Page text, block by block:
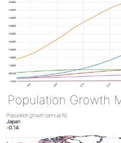
Population Growth